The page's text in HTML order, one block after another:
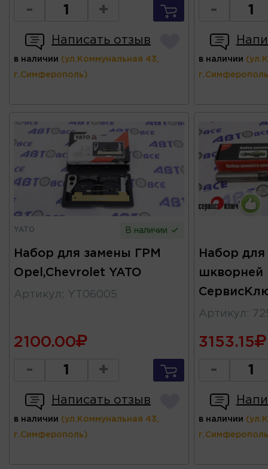
- +
Написать отзыв
в наличии (ул.Коммунальная 43,
г.Симферополь)
-
в наличии
YATO В наличии
Набор для замены ГРМ
Opel,Chevrolet YATO
Артикул : YT06005
2100.00
- +
Написать отзыв
в наличии (ул.Коммунальная 43,
г.Симферополь)
Набор
шкворней
Артикул :
3153.15
-
в наличии